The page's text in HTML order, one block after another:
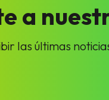
a
las últimas